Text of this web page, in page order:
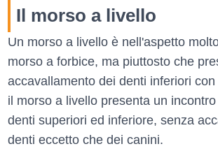
Il morso a livello
Un morso a livello è nell'aspetto
morso a forbice, ma piuttosto che
accavallamento dei denti inferiori
il morso a livello presenta un
denti superiori ed inferiore, senza
denti eccetto che dei canini.